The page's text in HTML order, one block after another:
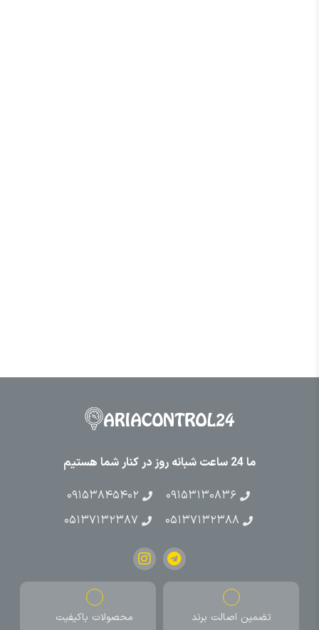
ما 24 ساعت شبانه روز در کنار شما هستیم
۰۹۱۵۳۱۳۰۸۳۶
۰۹۱۵۳۸۴۵۴۰۲
۰۵۱۳۷۱۳۲۳۸۸
۰۵۱۳۷۱۳۲۳۸۷
تضمین اصالت برند محصولات باکیفیت